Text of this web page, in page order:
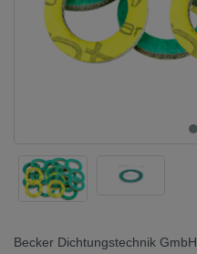
Becker Dichtungstechnik GmbH